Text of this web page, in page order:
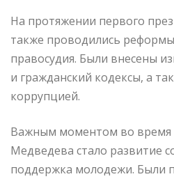
На протяжении первого
также проводились
правосудия. Были внесены
и гражданский кодексы, а
коррупцией.
Важным моментом во время
Медведева стало развитие
поддержка молодежи. Были